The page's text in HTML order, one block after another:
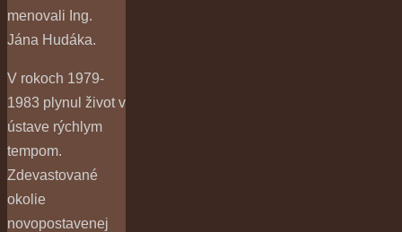
menovali Ing.
Jána Hudáka.
V rokoch 1979-
1983 plynul život v
ústave rýchlym
tempom.
Zdevastované
okolie
novopostavenej